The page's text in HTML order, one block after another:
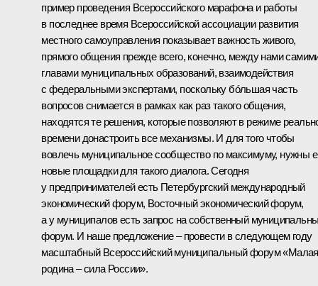
пример проведения Всероссийского марафона и работы
в последнее время Всероссийской ассоциации развития
местного самоуправления показывает важность живого,
прямого общения прежде всего, конечно, между нами
главами муниципальных образований, взаимодействия
с федеральными экспертами, поскольку бóльшая часть
вопросов снимается в рамках как раз такого общения,
находятся те решения, которые позволяют в режиме
времени донастроить все механизмы. И для того чтобы
вовлечь муниципальное сообщество по максимуму, нужны
новые площадки для такого диалога. Сегодня
у предпринимателей есть Петербургский международный
экономический форум, Восточный экономический форум,
а у муниципалов есть запрос на собственный
форум. И наше предложение ‒ провести в следующем году
масштабный Всероссийский муниципальный форум «Малая
родина ‒ сила России».